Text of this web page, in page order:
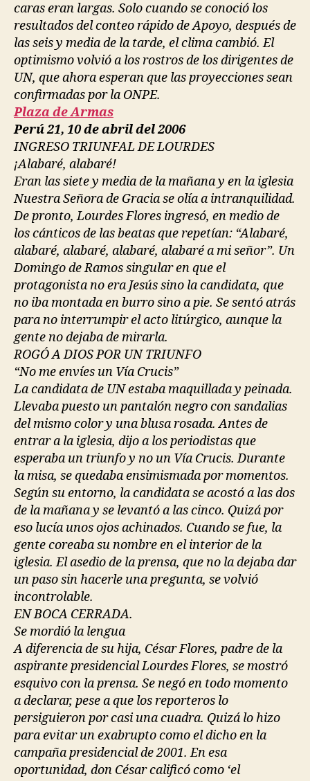
caras eran largas. Solo cuando se conoció los
resultados del conteo rápido de Apoyo, después de
las seis y media de la tarde, el clima cambió. El
optimismo volvió a los rostros de los dirigentes de
UN, que ahora esperan que las proyecciones sean
confirmadas por la ONPE.
Plaza de Armas
Perú 21, 10 de abril del 2006
INGRESO TRIUNFAL DE LOURDES
¡Alabaré, alabaré!
Eran las siete y media de la mañana y en la iglesia
Nuestra Señora de Gracia se olía a intranquilidad.
De pronto, Lourdes Flores ingresó, en medio de
los cánticos de las beatas que repetían: “Alabaré,
alabaré, alabaré, alabaré, alabaré a mi señor”. Un
Domingo de Ramos singular en que el
protagonista no era Jesús sino la candidata, que
no iba montada en burro sino a pie. Se sentó atrás
para no interrumpir el acto litúrgico, aunque la
gente no dejaba de mirarla.
ROGÓ A DIOS POR UN TRIUNFO
“No me envíes un Vía Crucis”
La candidata de UN estaba maquillada y peinada.
Llevaba puesto un pantalón negro con sandalias
del mismo color y una blusa rosada. Antes de
entrar a la iglesia, dijo a los periodistas que
esperaba un triunfo y no un Vía Crucis. Durante
la misa, se quedaba ensimismada por momentos.
Según su entorno, la candidata se acostó a las dos
de la mañana y se levantó a las cinco. Quizá por
eso lucía unos ojos achinados. Cuando se fue, la
gente coreaba su nombre en el interior de la
iglesia. El asedio de la prensa, que no la dejaba dar
un paso sin hacerle una pregunta, se volvió
incontrolable.
EN BOCA CERRADA.
Se mordió la lengua
A diferencia de su hija, César Flores, padre de la
aspirante presidencial Lourdes Flores, se mostró
esquivo con la prensa. Se negó en todo momento
a declarar, pese a que los reporteros lo
persiguieron por casi una cuadra. Quizá lo hizo
para evitar un exabrupto como el dicho en la
campaña presidencial de 2001. En esa
oportunidad, don César calificó como ‘el